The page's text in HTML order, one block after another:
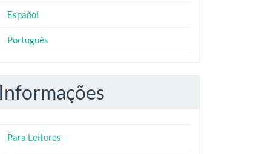
Español
Português
Informações
Para Leitores